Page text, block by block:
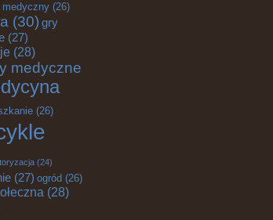
(26)
(30) gry
(27)
(28)
medyczne
(26)
(24)
(27) ogród (26)
(28)